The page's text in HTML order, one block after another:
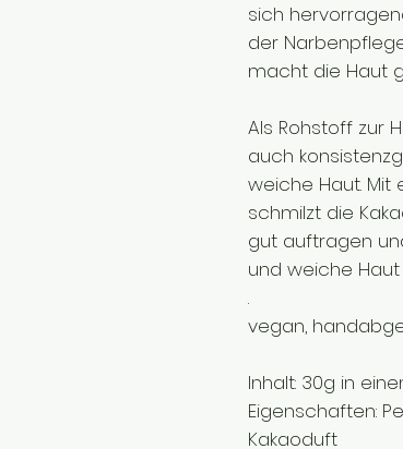
sich
der
macht die Haut
Als Rohstoff zur
auch
weiche Haut.
schmilzt die
gut auftragen
und weiche Haut
.
vegan,
Inhalt: 30g in
Eigenschaften:
Kakaoduft